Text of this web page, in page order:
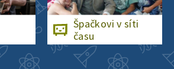
Špačkovi v síti
času